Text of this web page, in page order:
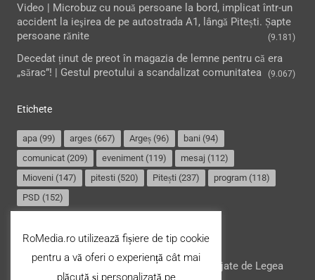
Video | Microbuz cu nouă persoane la bord, implicat într-un
accident la ieşirea de pe autostrada A1, lângă Pitești. Șapte
persoane rănite
(9.181)
Decedat ținut de preot în magazia de lemne pentru că era
„sărac”! | Gestul preotului a scandalizat comunitatea
(9.067)
Etichete
apa (99) arges (667) Argeș (96) bani (94)
comunicat (209) eveniment (119) mesaj (112)
Mioveni (147) pitesti (520) Pitești (237) program (118)
PSD (152)
Termeni și condiții
Website-ul şi conţinutul acestuia, sunt protejate de Legea
RoMedia.ro utilizează fișiere de tip cookie
pentru a vă oferi o experiență cât mai
plăcută și personalizată pe